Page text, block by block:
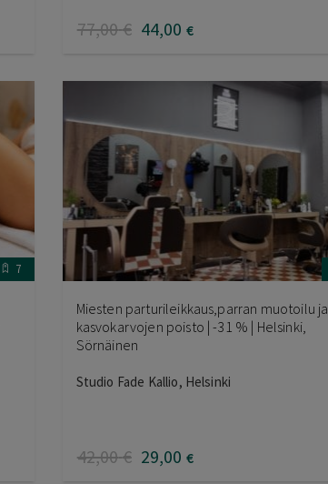
77,00€ 44,00 €
7
Miesten parturileikkaus,parran muotoilu ja
kasvokarvojen poisto | -31 % | Helsinki,
Sörnäinen
Studio Fade Kallio, Helsinki
42,00€ 29,00 €